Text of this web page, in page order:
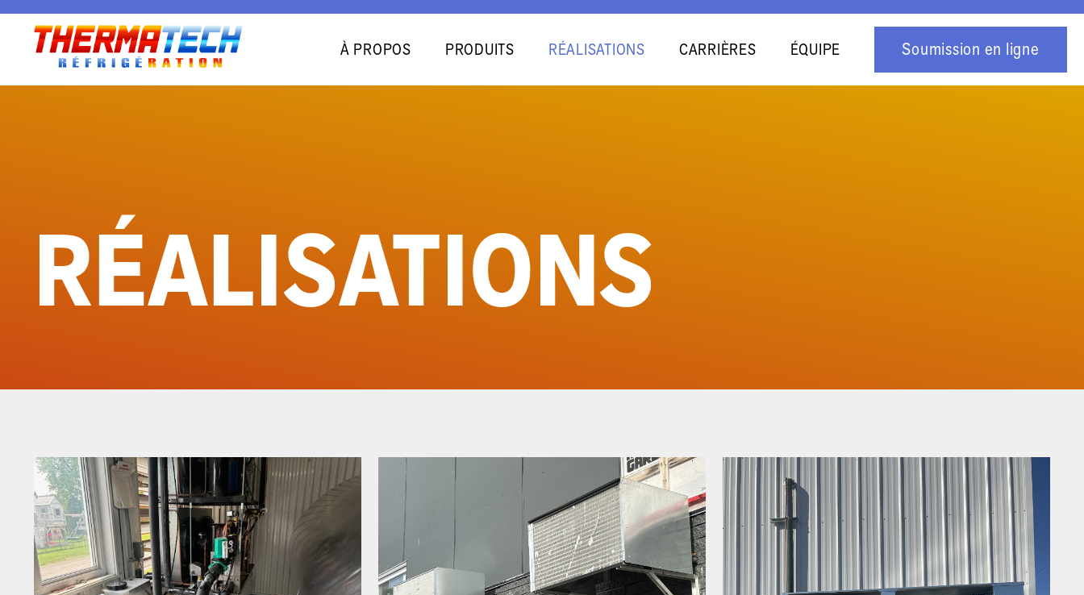
À PROPOS PRODUITS RÉALISATIONS CARRIÈRES ÉQUIPE Soumission en ligne
RÉALISATIONS